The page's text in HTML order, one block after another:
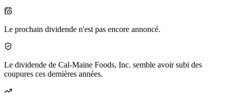
Le prochain dividende n'est pas encore annoncé.
Le dividende de Cal-Maine Foods, Inc. semble avoir subi des
coupures ces dernières années.